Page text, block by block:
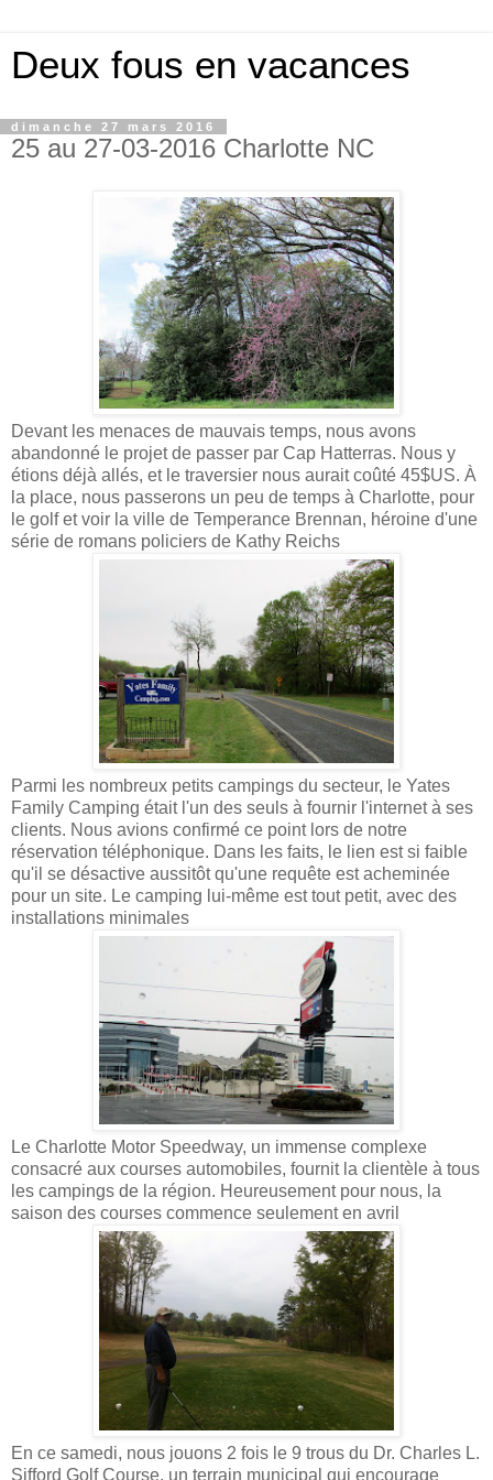
Deux fous en vacances
dimanche 27 mars 2016
25 au 27-03-2016 Charlotte NC
Devant les menaces de mauvais temps, nous avons
abandonné le projet de passer par Cap Hatterras. Nous y
étions déjà allés, et le traversier nous aurait coûté 45$US. À
la place, nous passerons un peu de temps à Charlotte, pour
le golf et voir la ville de Temperance Brennan, héroine d'une
série de romans policiers de Kathy Reichs
Parmi les nombreux petits campings du secteur, le Yates
Family Camping était l'un des seuls à fournir l'internet à ses
clients. Nous avions confirmé ce point lors de notre
réservation téléphonique. Dans les faits, le lien est si faible
qu'il se désactive aussitôt qu'une requête est acheminée
pour un site. Le camping lui-même est tout petit, avec des
installations minimales
Le Charlotte Motor Speedway, un immense complexe
consacré aux courses automobiles, fournit la clientèle à tous
les campings de la région. Heureusement pour nous, la
saison des courses commence seulement en avril
En ce samedi, nous jouons 2 fois le 9 trous du Dr. Charles L.
Sifford Golf Course, un terrain municipal qui encourage